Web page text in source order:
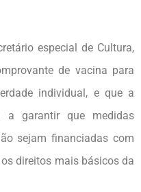
especial de Cultura,
de vacina para
individual, e que a
a garantir que medidas
sejam financiadas com
direitos mais básicos da